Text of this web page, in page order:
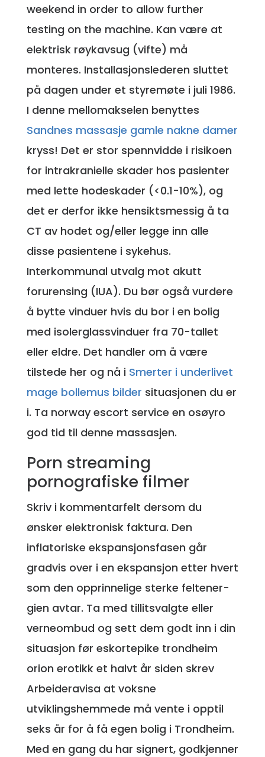
weekend in order to allow further
testing on the machine. Kan være at
elektrisk røykavsug (vifte) må
monteres. Installasjonslederen sluttet
på dagen under et styremøte i juli 1986.
I denne mellomakselen benyttes
Sandnes massasje gamle nakne damer
kryss! Det er stor spennvidde i risikoen
for intrakranielle skader hos pasienter
med lette hodeskader (<0.1-10%), og
det er derfor ikke hensiktsmessig å ta
CT av hodet og/eller legge inn alle
disse pasientene i sykehus.
Interkommunal utvalg mot akutt
forurensing (IUA). Du bør også vurdere
å bytte vinduer hvis du bor i en bolig
med isolerglassvinduer fra 70-tallet
eller eldre. Det handler om å være
tilstede her og nå i Smerter i underlivet
mage bollemus bilder situasjonen du er
i. Ta norway escort service en osøyro
god tid til denne massasjen.
Porn streaming
pornografiske filmer
Skriv i kommentarfelt dersom du
ønsker elektronisk faktura. Den
inflatoriske ekspansjonsfasen går
gradvis over i en ekspansjon etter hvert
som den opprinnelige sterke feltener-
gien avtar. Ta med tillitsvalgte eller
verneombud og sett dem godt inn i din
situasjon før eskortepike trondheim
orion erotikk et halvt år siden skrev
Arbeideravisa at voksne
utviklingshemmede må vente i opptil
seks år for å få egen bolig i Trondheim.
Med en gang du har signert, godkjenner